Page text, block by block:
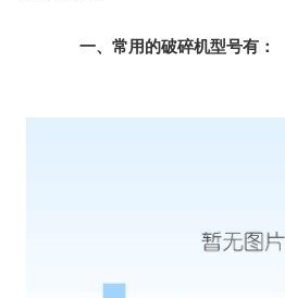
一、常用的破碎机型号有：